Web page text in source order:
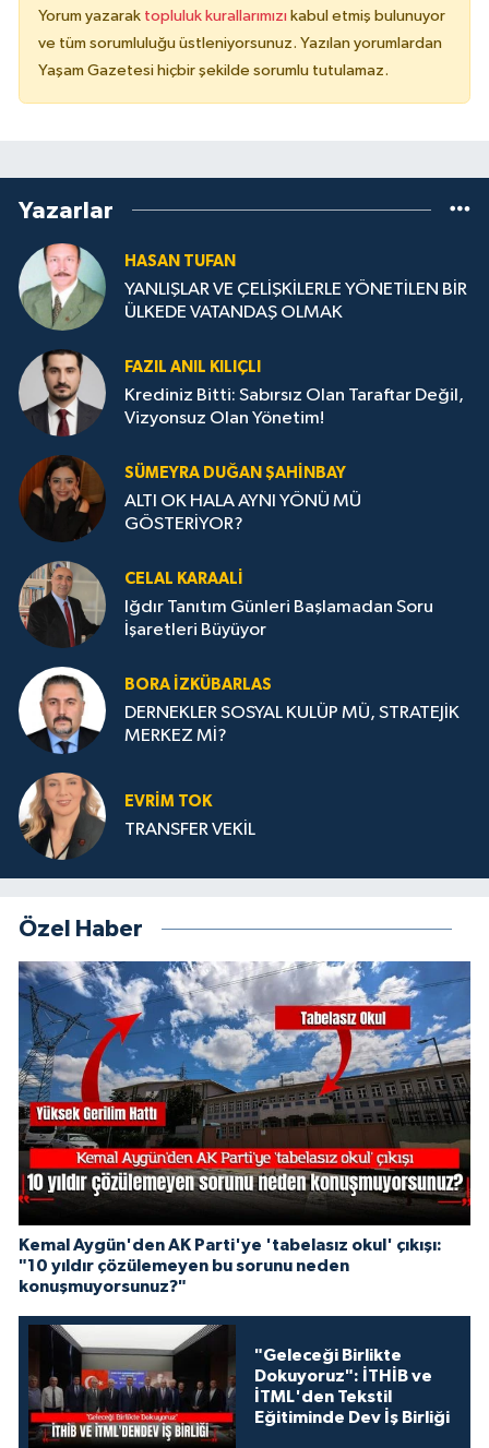
Yorum yazarak topluluk kurallarımızı kabul etmiş bulunuyor
ve tüm sorumluluğu üstleniyorsunuz. Yazılan yorumlardan
Yaşam Gazetesi hiçbir şekilde sorumlu tutulamaz.
Yazarlar
HASAN TUFAN
YANLIŞLAR VE ÇELİŞKİLERLE YÖNETİLEN BİR
ÜLKEDE VATANDAŞ OLMAK
FAZIL ANIL KILIÇLI
Krediniz Bitti: Sabırsız Olan Taraftar Değil,
Vizyonsuz Olan Yönetim!
SÜMEYRA DUĞAN ŞAHINBAY
ALTI OK HALA AYNI YÖNÜ MÜ
GÖSTERİYOR?
CELAL KARAALİ
Iğdır Tanıtım Günleri Başlamadan Soru
İşaretleri Büyüyor
BORA İZKÜBARLAS
DERNEKLER SOSYAL KULÜP MÜ, STRATEJİK
MERKEZ Mİ?
EVRİM TOK
TRANSFER VEKİL
Özel Haber
Kemal Aygün'den AK Parti'ye 'tabelasız okul' çıkışı:
"10 yıldır çözülemeyen bu sorunu neden
konuşmuyorsunuz?"
"Geleceği Birlikte
Dokuyoruz": İTHİB ve
İTML'den Tekstil
Eğitiminde Dev İş Birliği